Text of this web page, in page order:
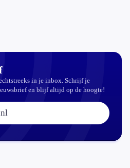
in je inbox. Schrijf je
en blijf altijd op de hoogte!